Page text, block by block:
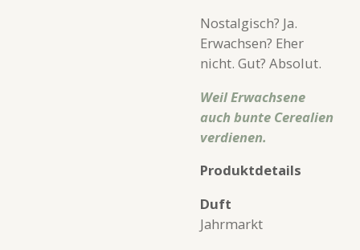
Nostalgisch? Ja.
Erwachsen? Eher
nicht. Gut? Absolut.
Weil Erwachsene
auch bunte Cerealien
verdienen.
Produktdetails
Duft
Jahrmarkt